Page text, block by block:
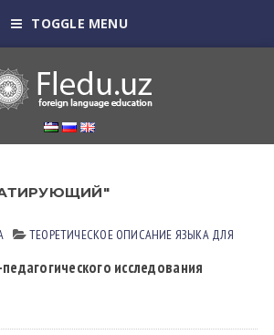
TOGGLE MENU
ТЕОРЕТИЧЕСКОЕ ОПИСАНИЕ ЯЗЫКА ДЛЯ
исследования